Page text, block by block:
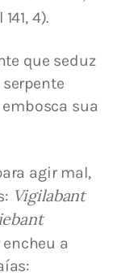
4).
que seduz
sua
agir mal,
Vigilabant
a